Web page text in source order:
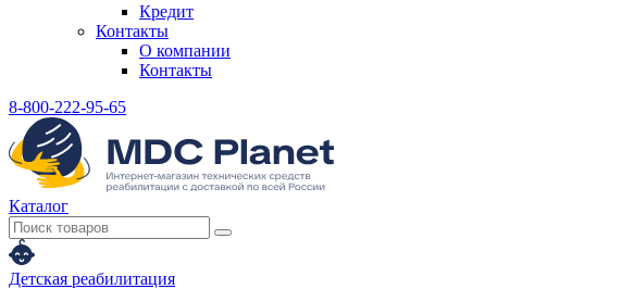
Кредит
Контакты
О компании
Контакты
8-800-222-95-65
Каталог
Детская реабилитация